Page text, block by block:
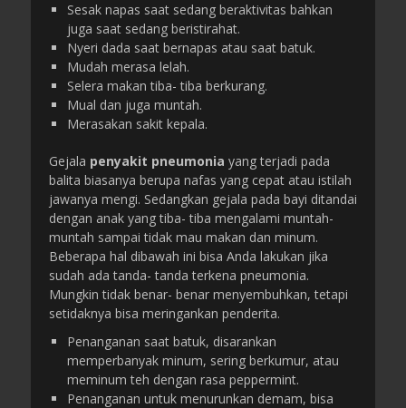
Sesak napas saat sedang beraktivitas bahkan
juga saat sedang beristirahat.
Nyeri dada saat bernapas atau saat batuk.
Mudah merasa lelah.
Selera makan tiba- tiba berkurang.
Mual dan juga muntah.
Merasakan sakit kepala.
Gejala penyakit pneumonia yang terjadi pada
balita biasanya berupa nafas yang cepat atau istilah
jawanya mengi. Sedangkan gejala pada bayi ditandai
dengan anak yang tiba- tiba mengalami muntah-
muntah sampai tidak mau makan dan minum.
Beberapa hal dibawah ini bisa Anda lakukan jika
sudah ada tanda- tanda terkena pneumonia.
Mungkin tidak benar- benar menyembuhkan, tetapi
setidaknya bisa meringankan penderita.
Penanganan saat batuk, disarankan
memperbanyak minum, sering berkumur, atau
meminum teh dengan rasa peppermint.
Penanganan untuk menurunkan demam, bisa